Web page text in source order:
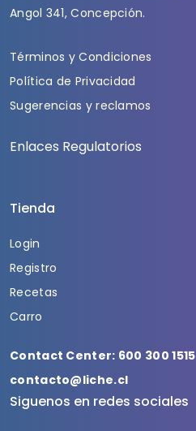
Angol 341, Concepción.
Términos y Condiciones
Política de Privacidad
Sugerencias y reclamos
Enlaces Regulatorios
Tienda
Login
Registro
Recetas
Carro
Contact Center: 600 300 1515
contacto@liche.cl
Siguenos en redes sociales